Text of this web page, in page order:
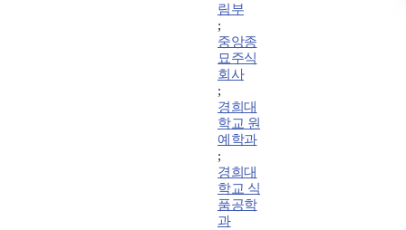
림부
;
중앙종
묘주식
회사
;
경희대
학교 원
예학과
;
경희대
학교 식
품공학
과